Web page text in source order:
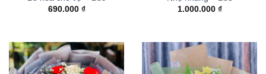
690.000 ₫
1.000.000 ₫